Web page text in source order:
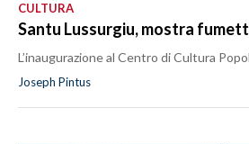
CULTURA
Santu Lussurgiu, mostra
L’inaugurazione al Centro di Cultura
Joseph Pintus